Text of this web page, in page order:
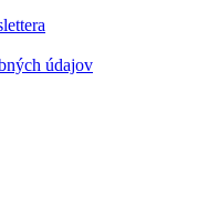
údajov